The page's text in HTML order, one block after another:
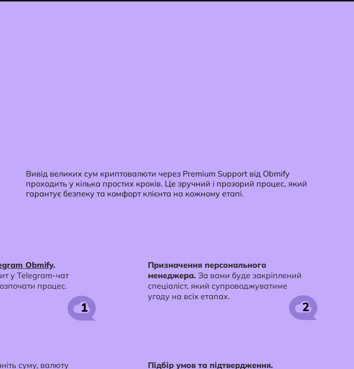
Вивід великих сум криптовалюти через Premium Support від Obmify
проходить у кілька простих кроків. Це зручний і прозорий процес, який
гарантує безпеку та комфорт клієнта на кожному етапі.
Obmify.
у Telegram-чат
процес.
1
суму, валюту
Призначення персонального
менеджера. За вами буде закріплений
спеціаліст, який супроводжуватиме
угоду на всіх етапах.
2
Підбір умов та підтвердження.